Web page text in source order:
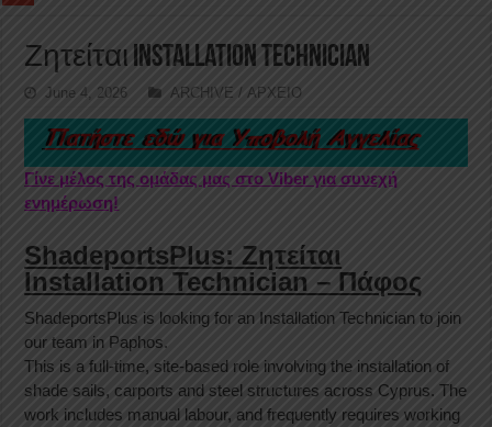
Ζητείται Installation Technician
June 4, 2026 ARCHIVE / ΑΡΧΕΙΟ
Γίνε μέλος της ομάδας μας στο Viber για συνεχή
ενημέρωση!
ShadeportsPlus: Ζητείται
Installation Technician – Πάφος
ShadeportsPlus is looking for an Installation Technician to join
our team in Paphos.
This is a full-time, site-based role involving the installation of
shade sails, carports and steel structures across Cyprus. The
work includes manual labour, and frequently requires working